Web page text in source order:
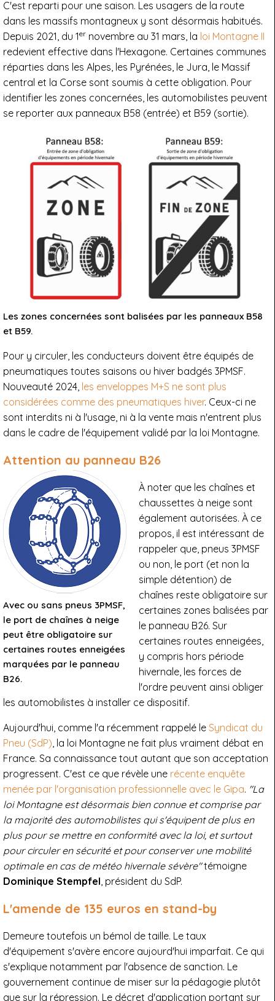
C'est reparti pour une saison. Les usagers de la route
dans les massifs montagneux y sont désormais habitués.
Depuis 2021, du 1er novembre au 31 mars, la loi Montagne II
redevient effective dans l'Hexagone. Certaines communes
réparties dans les Alpes, les Pyrénées, le Jura, le Massif
central et la Corse sont soumis à cette obligation. Pour
identifier les zones concernées, les automobilistes peuvent
se reporter aux panneaux B58 (entrée) et B59 (sortie).
Les zones concernées sont balisées par les panneaux B58
et B59.
Pour y circuler, les conducteurs doivent être équipés de
pneumatiques toutes saisons ou hiver badgés 3PMSF.
Nouveauté 2024, les enveloppes M+S ne sont plus
considérées comme des pneumatiques hiver. Ceux-ci ne
sont interdits ni à l'usage, ni à la vente mais n'entrent plus
dans le cadre de l'équipement validé par la loi Montagne.
Attention au panneau B26
Avec ou sans pneus 3PMSF,
le port de chaînes à neige
peut être obligatoire sur
certaines routes enneigées
marquées par le panneau
B26.
À noter que les chaînes et
chaussettes à neige sont
également autorisées. À ce
propos, il est intéressant de
rappeler que, pneus 3PMSF
ou non, le port (et non la
simple détention) de
chaînes reste obligatoire sur
certaines zones balisées par
le panneau B26. Sur
certaines routes enneigées,
y compris hors période
hivernale, les forces de
l'ordre peuvent ainsi obliger
les automobilistes à installer ce dispositif.
Aujourd'hui, comme l'a récemment rappelé le Syndicat du
Pneu (SdP) , la loi Montagne ne fait plus vraiment débat en
France. Sa connaissance tout autant que son acceptation
progressent. C'est ce que révèle une récente enquête
menée par l'organisation professionnelle avec le Gipa. "La
loi Montagne est désormais bien connue et comprise par
la majorité des automobilistes qui s'équipent de plus en
plus pour se mettre en conformité avec la loi, et surtout
pour circuler en sécurité et pour conserver une mobilité
optimale en cas de météo hivernale sévère"témoigne
Dominique Stempfel , président du SdP.
L'amende de 135 euros en stand-by
Demeure toutefois un bémol de taille. Le taux
d'équipement s'avère encore aujourd'hui imparfait. Ce qui
s'explique notamment par l'absence de sanction. Le
gouvernement continue de miser sur la pédagogie plutôt
que sur la répression. Le décret d'application portant sur